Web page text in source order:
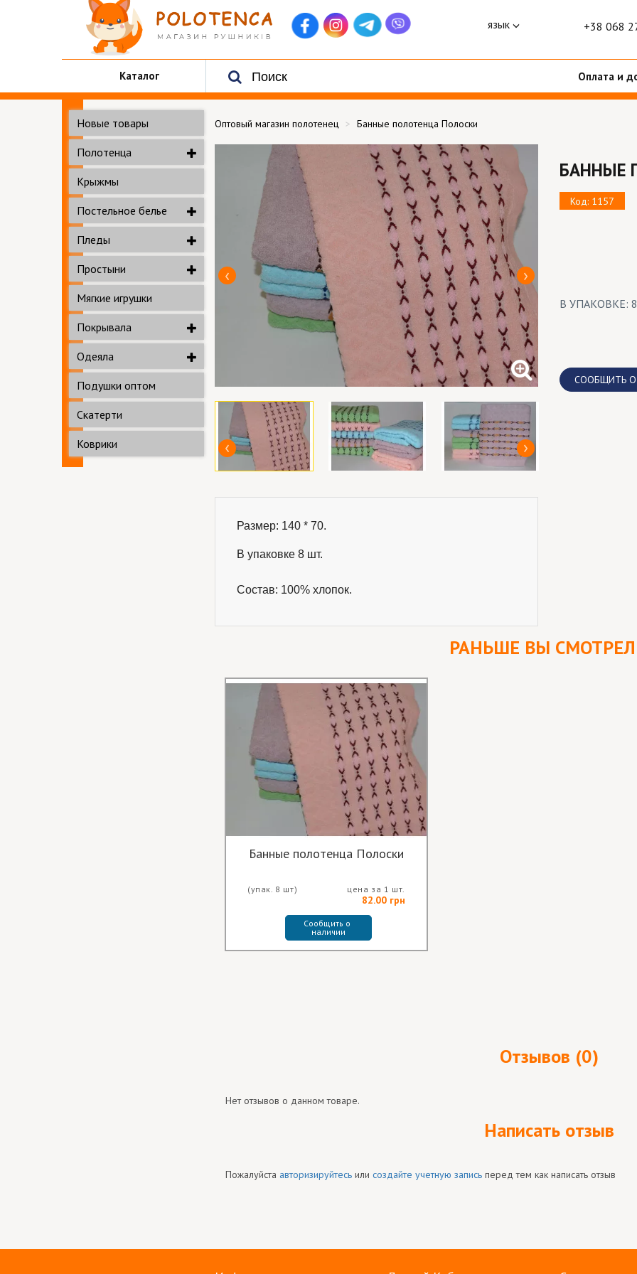
язык +38 068
Каталог Оплата и
Новые товары
Полотенца
Крыжмы
Постельное белье
Пледы
Простыни
Мягкие игрушки
Покрывала
Одеяла
Подушки оптом
Скатерти
Коврики
Оптовый магазин полотенец Банные полотенца Полоски
Размер: 140 * 70.
В упаковке 8 шт.
Состав: 100% хлопок.
БАННЫЕ
Код: 1157
В УПАКОВКЕ:
CООБЩИТЬ
РАНЬШЕ ВЫ
Банные полотенца Полоски
(упак. 8 шт) цена за 1 шт.
82.00 грн
Сообщить о
наличии
Отзывов (0)
Нет отзывов о данном товаре.
Написать отзыв
Пожалуйста авторизируйтесь или создайте учетную запись перед тем как написать отзыв